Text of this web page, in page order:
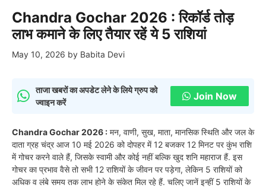
Chandra Gochar 2026 : रिकॉर्ड तोड़
लाभ कमाने के लिए तैयार रहें ये 5 राशियां
May 10, 2026 by Babita Devi
ताजा खबरों का अपडेट लेने के लिये ग्रुप को
ज्वाइन करें
Join Now
Chandra Gochar 2026 : मन, वाणी, सुख, माता, मानसिक स्थिति और जल के
दाता ग्रह चंद्र आज 10 मई 2026 को दोपहर में 12 बजकर 12 मिनट पर कुंभ राशि
में गोचर करने वाले हैं, जिसके स्वामी और कोई नहीं बल्कि खुद शनि महाराज हैं. इस
गोचर का प्रभाव वैसे तो सभी 12 राशियों के जीवन पर पड़ेगा, लेकिन 5 राशियों को
अधिक व लंबे समय तक लाभ होने के संकेत मिल रहे हैं. चलिए जानें इन्हीं 5 राशियों के